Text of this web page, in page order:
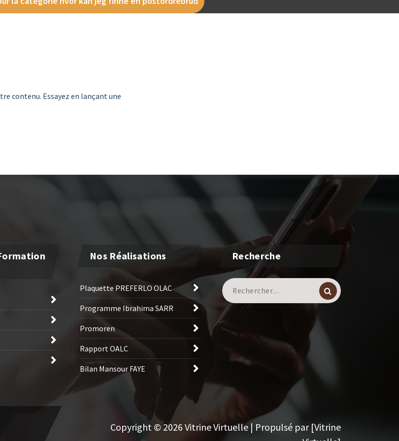
contenu. Essayez en lançant une
Nos Réalisations
Plaquette PREFERLO OLAC
Programme Ibrahima SARR
Promoren
Rapport OALC
Bilan Mansour FAYE
Recherche
Recherche
pour :
Copyright © 2026 Vitrine Virtuelle | Propulsé par [Vitrine